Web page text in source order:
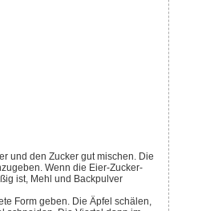
Wenn die Eier-Zucker-
ist, Mehl und Backpulver